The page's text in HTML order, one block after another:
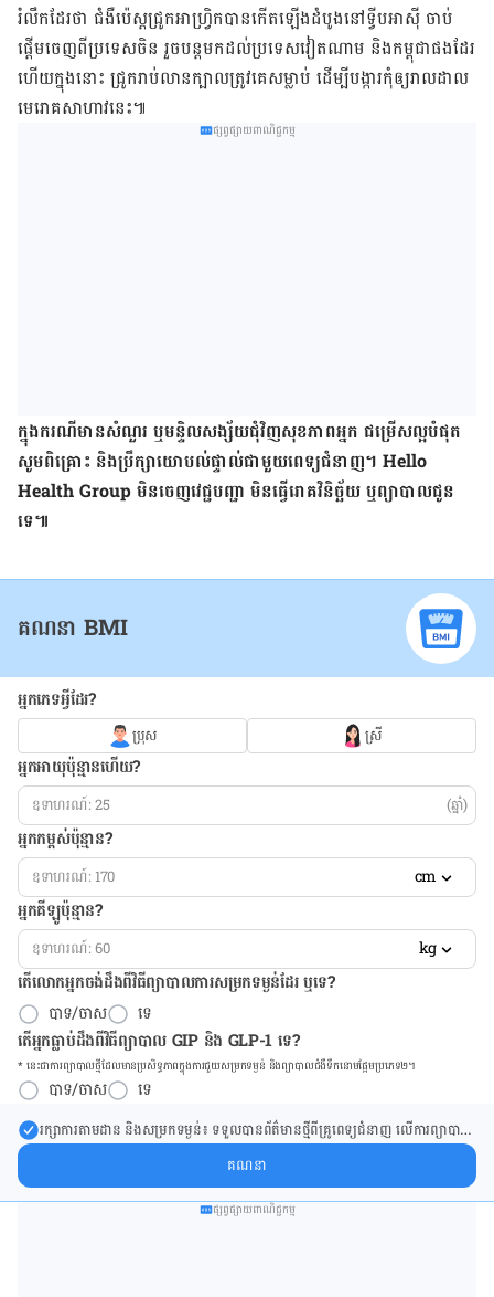
រំលឹក​ដែរ​ថា ជំងឺ​ប៉េស្ត​ជ្រូក​អាហ្វ្រិក​បាន​កើត​ឡើង​ដំបូង​នៅ​ទ្វីប​អាស៊ី ចាប់​
ផ្តើម​ចេញ​​ពី​ប្រទេស​ចិន រួច​បន្ត​មក​ដល់​ប្រទេស​វៀតណាម និង​កម្ពុជា​ផង​ដែរ
ហើយ​ក្នុង​នោះ ជ្រូក​រាប់​លាន​​ក្បាល​​ត្រូវ​​គេ​សម្លាប់​ ដើម្បី​បង្ការ​​កុំ​ឲ្យ​រាល​ដាល​
មេរោគ​សាហាវ​នេះ៕
ផ្សព្វផ្សាយពាណិជ្ជកម្ម
ក្នុង​ករណី​មាន​សំណួរ ឬ​មន្ទិលសង្ស័យ​ជុំវិញ​សុខភាព​អ្នក ជម្រើស​ល្អ​បំផុត
សូម​ពិគ្រោះ និង​ប្រឹក្សា​យោបល់​ផ្ទាល់​ជាមួយ​ពេទ្យ​ជំនាញ។ Hello
Health Group មិន​ចេញ​វេជ្ជបញ្ជា មិន​ធ្វើ​រោគវិនិច្ឆ័យ ឬ​ព្យាបាល​ជូន​
ទេ៕
គណនា BMI
អ្នកភេទអ្វីដែរ?
ប្រុស ស្រី
អ្នកអាយុប៉ុន្មានហើយ?
(ឆ្នាំ)
អ្នកកម្ពស់ប៉ុន្មាន?
cm
អ្នកគីឡូប៉ុន្មាន?
kg
តើលោកអ្នកចង់ដឹង​ពីវិធីព្យាបាលការសម្រកទម្ងន់ដែរ ឬទេ?
បាទ/ចាស
ទេ
តើអ្នកធ្លាប់ដឹងពីវិធីព្យាបាល GIP និង GLP-1 ទេ?
* នេះ​ជា​ការ​ព្យា​បាល​ថ្មីដែល​​មាន​ប្រសិទ្ធ​ភាព​ក្នុង​ការ​ជួយ​សម្រក​ទម្ងន់ និង​ព្យា​បាល​ជំ​ងឺ​ទឹក​នោម​ផ្អែម​ប្រភេទ២។
បាទ/ចាស ទេ
រក្សា​ការ​តាមដាន និងសម្រក​ទម្ងន់៖ ទទួលបាន​ព័ត៌​មាន​ថ្មី​ពី​គ្រូពេទ្យ​ជំនាញ លើ​ការ​ព្យា​បាល​
ការសម្រក​ទម្ងន់ និងការផ្តល់ជំនួយដោយផ្ទាល់​ក្នុង​ប្រអប់​សារ​របស់​អ្នក។
គណនា
ផ្សព្វផ្សាយពាណិជ្ជកម្ម